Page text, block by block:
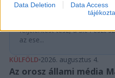
Data Deletion Data Access
Majka életveszélyes SMS-
feljelentést tesz, a Sic Feszt
az ese...
KÜLFÖLD 2026. augusztus 4.
Az orosz állami média